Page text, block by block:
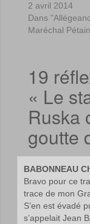
2 avril 2014
Dans
Maréchal
19
« Le
Ruska
goutte
BABONNEAU
Bravo pour ce
trace de mon
S’en est évadé
s’appelait Jean